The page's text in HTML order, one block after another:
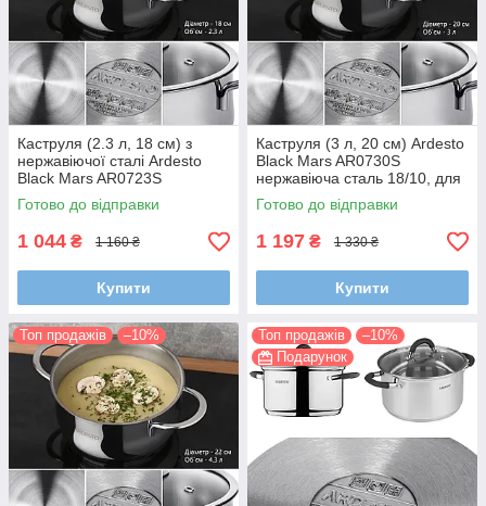
Каструля (2.3 л, 18 см) з
нержавіючої сталі Ardesto
Black Mars AR0723S
індукційна, Туреччина
Готово до відправки
1 044 ₴ 1 160 ₴
Купити
Каструля (3 л, 20 см) Ardesto
Black Mars AR0730S
нержавіюча сталь 18/10, для
всіх типів плит (індукція),
Туреччина
Готово до відправки
1 197 ₴ 1 330 ₴
Купити
Топ продажів –10% Топ продажів
–10%
Подарунок